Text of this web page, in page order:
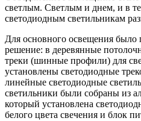
светлым. Светлым и днем, и в
светодиодным светильникам
Для основного освещения было
решение: в деревянные
треки (шинные профили) для
установлены светодиодные
линейные светодиодные
светильники были собраны из
который установлена
белого цвета свечения и блок